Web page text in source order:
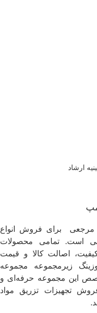
ارشاد
مرجعی برای فروش انواع
است. تمامی محصولات
اصالت کالا و قیمت
زیرمجموعه مجموعه
این مجموعه حرفه‌ای و
تجهیزات تزریق مواد